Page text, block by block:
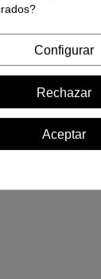
Configurar
Rechazar
Aceptar